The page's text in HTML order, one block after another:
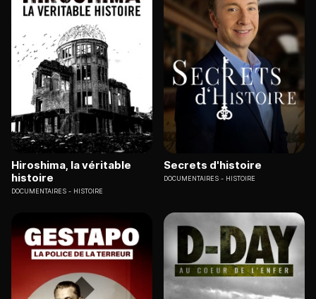
Hiroshima, la véritable
histoire
DOCUMENTAIRES HISTOIRE
Secrets d'histoire
DOCUMENTAIRES HISTOIRE